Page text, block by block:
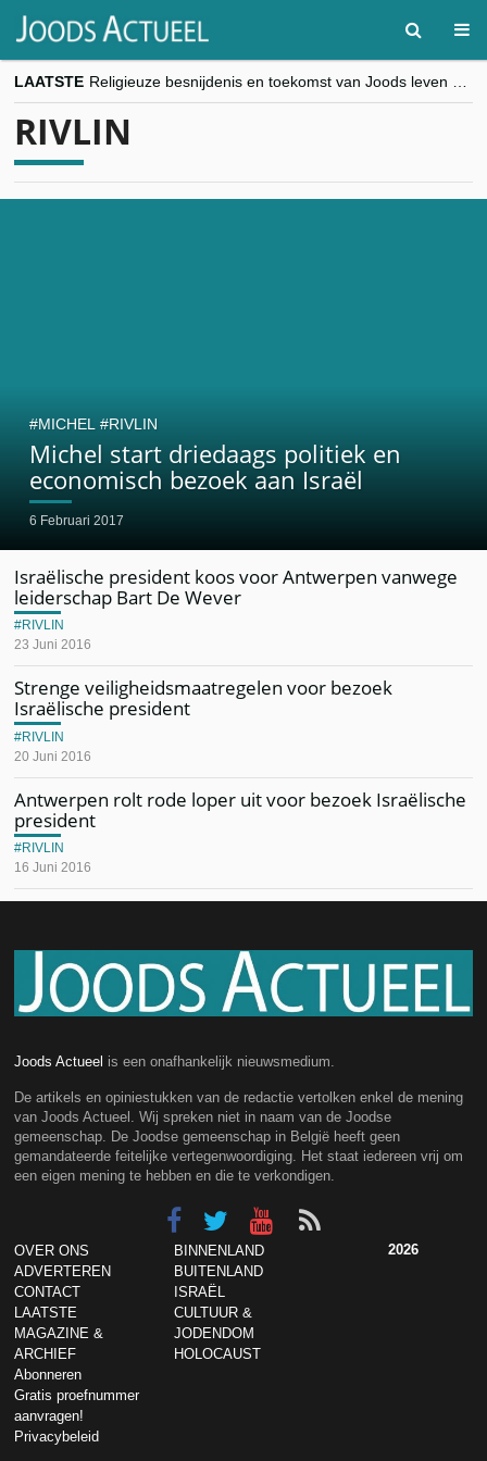
LAATSTE
“Besnijdenisdebat toont hoe moeilijk seculiere Westen minderheden begrijpt”, Jinnih Beels (Vooruit)
RIVLIN
Michel start driedaags politiek en
economisch bezoek aan Israël
6 Februari 2017
MICHEL RIVLIN
Israëlische president koos voor Antwerpen vanwege
leiderschap Bart De Wever
23 Juni 2016
RIVLIN
Strenge veiligheidsmaatregelen voor bezoek
Israëlische president
20 Juni 2016
RIVLIN
Antwerpen rolt rode loper uit voor bezoek Israëlische
president
16 Juni 2016
RIVLIN
Joods Actueel is een onafhankelijk nieuwsmedium.
De artikels en opiniestukken van de redactie vertolken enkel de mening
van Joods Actueel. Wij spreken niet in naam van de Joodse
gemeenschap. De Joodse gemeenschap in België heeft geen
gemandateerde feitelijke vertegenwoordiging. Het staat iedereen vrij om
een eigen mening te hebben en die te verkondigen.
OVER ONS
ADVERTEREN
CONTACT
LAATSTE
MAGAZINE &
ARCHIEF
Abonneren
Gratis proefnummer
aanvragen!
Privacybeleid
BINNENLAND
BUITENLAND
ISRAËL
CULTUUR &
JODENDOM
HOLOCAUST
2026